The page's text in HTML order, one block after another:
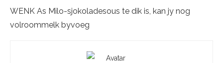
WENK As Milo-sjokoladesous te dik is, kan jy nog
volroommelk byvoeg